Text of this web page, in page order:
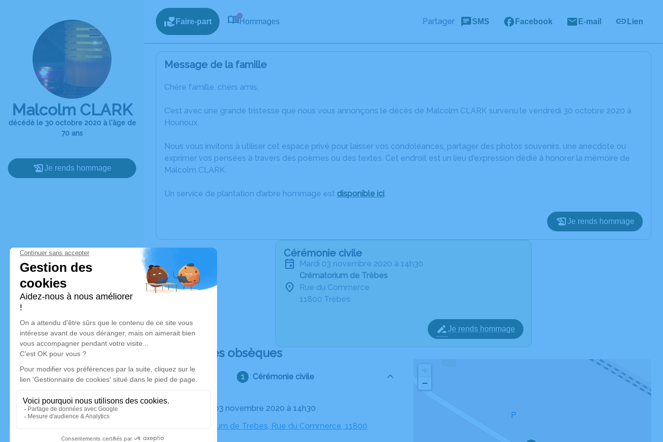
Malcolm CLARK
décédé le 30 octobre 2020 à l'âge de
70 ans
Je rends hommage
Faire-part Hommages Partager SMS Facebook E-mail Lien
Message de la famille
Chère famille, chers amis,
C’est avec une grande tristesse que nous vous annonçons le décès de Malcolm CLARK survenu le vendredi 30 octobre 2020 à
Hounoux.
Nous vous invitons à utiliser cet espace privé pour laisser vos condoléances, partager des photos souvenirs, une anecdote ou
exprimer vos pensées à travers des poèmes ou des textes. Cet endroit est un lieu d'expression dédié à honorer la mémoire de
Malcolm CLARK.
Un service de plantation d’arbre hommage est disponible ici.
Je rends hommage
Cérémonie civile
mardi 03 novembre 2020 à 14h30
Crématorium de Trèbes
Rue du Commerce
11800 Trèbes
Je rends hommage
Déroulé des obsèques
Cérémonie civile
Le mardi 03 novembre 2020 à 14h30
Crématorium de Trebes, Rue du Commerce, 11800
−